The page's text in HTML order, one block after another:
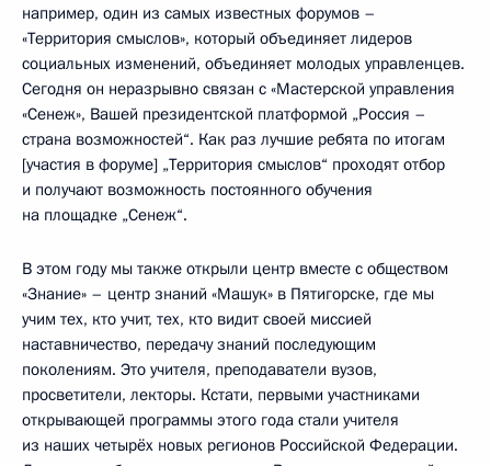
например, один из самых известных форумов –
«Территория смыслов», который объединяет лидеров
социальных изменений, объединяет молодых управленцев.
Сегодня он неразрывно связан с «Мастерской управления
«Сенеж», Вашей президентской платформой „Россия –
страна возможностей“. Как раз лучшие ребята по итогам
[участия в форуме] „Территория смыслов“ проходят отбор
и получают возможность постоянного обучения
на площадке „Сенеж“.
В этом году мы также открыли центр вместе с обществом
«Знание» – центр знаний «Машук» в Пятигорске, где мы
учим тех, кто учит, тех, кто видит своей миссией
наставничество, передачу знаний последующим
поколениям. Это учителя, преподаватели вузов,
просветители, лекторы. Кстати, первыми участниками
открывающей программы этого года стали учителя
из наших четырёх новых регионов Российской Федерации.